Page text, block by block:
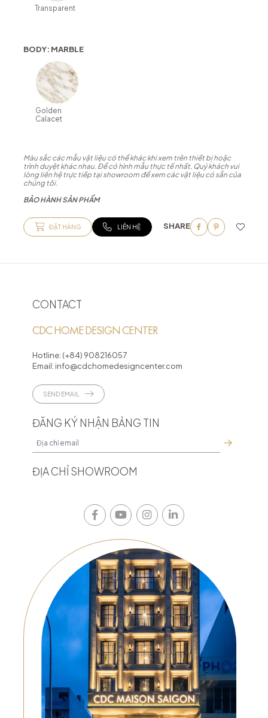
Transparent
BODY: MARBLE
Golden
Calacet
Màu sắc các mẫu vật liệu có thể khác khi xem trên thiết bị hoặc
trình duyệt khác nhau. Để có hình mẫu thực tế nhất, Quý khách vui
lòng liên hệ trực tiếp tại showroom để xem các vật liệu có sẵn của
chúng tôi.
BẢO HÀNH SẢN PHẨM
ĐẶT HÀNG LIÊN HỆ SHARE
CONTACT
CDC HOME DESIGN CENTER
Hotline: (+84) 908216057
Email: info@cdchomedesigncenter.com
SEND EMAIL
ĐĂNG KÝ NHẬN BẢNG TIN
ĐỊA CHỈ SHOWROOM